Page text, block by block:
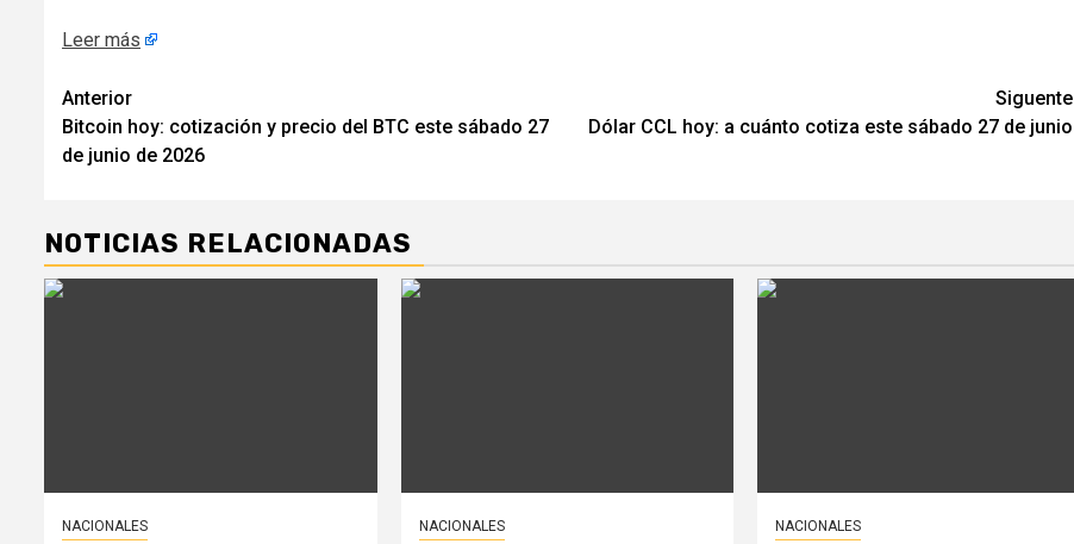
Leer más
Navegación
de
entradas
Anterior
Bitcoin hoy: cotización y precio del BTC este sábado 27
de junio de 2026
Siguente
Dólar CCL hoy: a cuánto cotiza este sábado 27 de junio
NOTICIAS RELACIONADAS
NACIONALES NACIONALES NACIONALES